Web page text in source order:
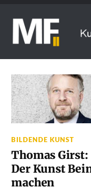
BILDENDE KUNST
Thomas Girst:
Der Kunst
machen